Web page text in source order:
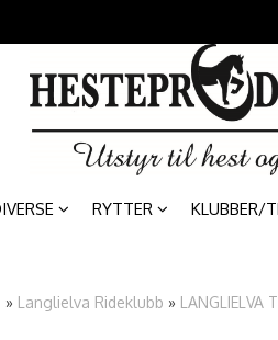
RYTTER KLUBBER/
» Langlielva Rideklubb »